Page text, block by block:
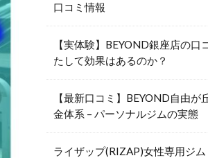
口コミ情報
【実体験】BEYOND銀座店の口
たして効果はあるのか？
【最新口コミ】BEYOND自由が
金体系 – パーソナルジムの実態
ライザップ(RIZAP)女性専用ジ